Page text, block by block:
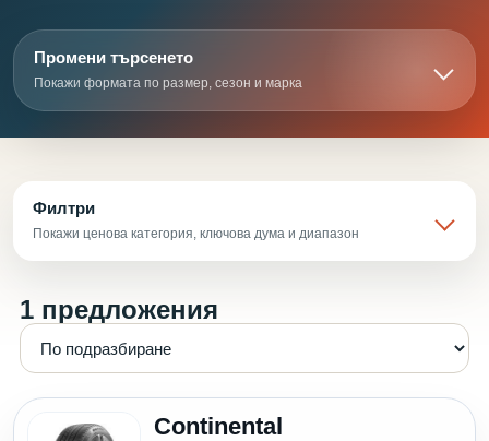
Промени търсенето
Покажи формата по размер, сезон и марка
Филтри
Покажи ценова категория, ключова дума и диапазон
1 предложения
Continental